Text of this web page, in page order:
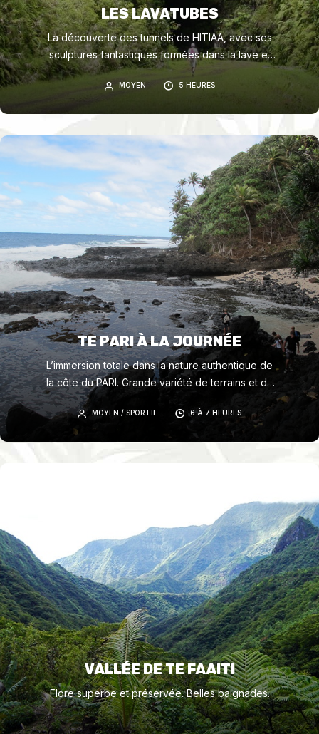
LES LAVATUBES
La découverte des tunnels de HITIAA, avec ses
sculptures fantastiques formées dans la lave et
ses cascades souterraines, nombreuses
baignades et sauts (facultatif), paysages variés.
MOYEN 5 HEURES
TE PARI À LA JOURNÉE
L’immersion totale dans la nature authentique de
la côte du PARI. Grande variété de terrains et de
paysages, nombreuses possibilités de
baignades.
MOYEN / SPORTIF 6 À 7 HEURES
VALLÉE DE TE FAAITI
Flore superbe et préservée. Belles baignades.